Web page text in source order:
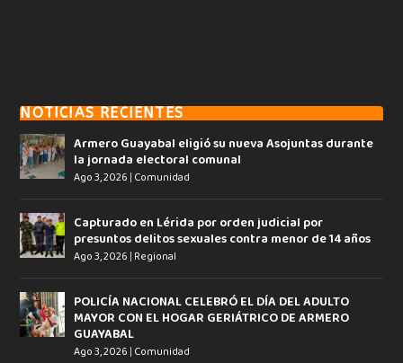
NOTICIAS RECIENTES
Armero Guayabal eligió su nueva Asojuntas durante
la jornada electoral comunal
Ago 3, 2026 | Comunidad
Capturado en Lérida por orden judicial por
presuntos delitos sexuales contra menor de 14 años
Ago 3, 2026 | Regional
POLICÍA NACIONAL CELEBRÓ EL DÍA DEL ADULTO
MAYOR CON EL HOGAR GERIÁTRICO DE ARMERO
GUAYABAL
Ago 3, 2026 | Comunidad